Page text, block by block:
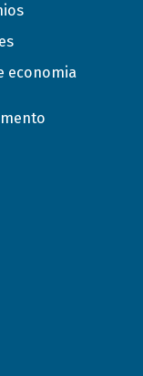
economia